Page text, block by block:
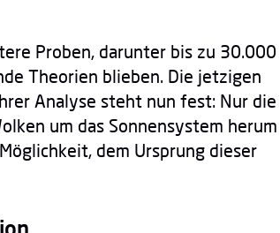
Proben, darunter bis zu 30.000
Theorien blieben. Die jetzigen
Analyse steht nun fest: Nur die
um das Sonnensystem herum
dem Ursprung dieser